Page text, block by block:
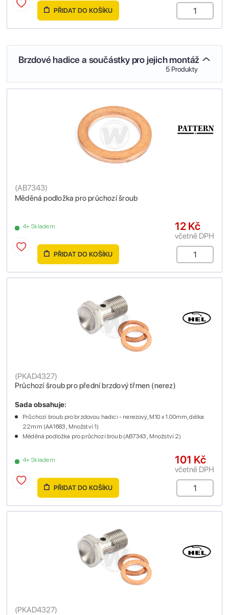
PŘIDAT DO KOŠÍKU
Brzdové hadice a součástky pro jejich montáž
5 Produkty
Měděná podložka pro průchozí šroub
(AB7343)
4+ Skladem 12 Kč
včetně DPH
PŘIDAT DO KOŠÍKU
Průchozí šroub pro přední brzdový třmen (nerez)
(PKAD4327)
4+ Skladem
Sada obsahuje:
Průchozí šroub pro brzdovou hadici - nerezový, M10 x 1.00mm, délka
22mm (AA1683 , Množství 1)
Měděná podložka pro průchozí šroub (AB7343 , Množství 2)
101 Kč
včetně DPH
PŘIDAT DO KOŠÍKU
(PKAD4327)